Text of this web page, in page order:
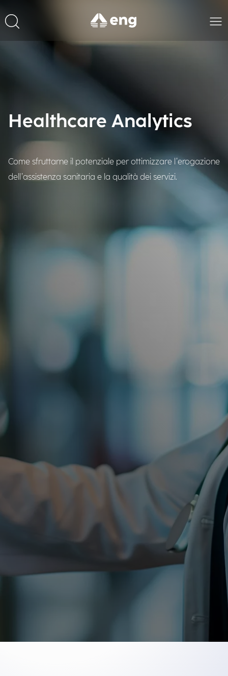
Healthcare Analytics
Come sfruttarne il potenziale per ottimizzare l’erogazione
dell’assistenza sanitaria e la qualità dei servizi.